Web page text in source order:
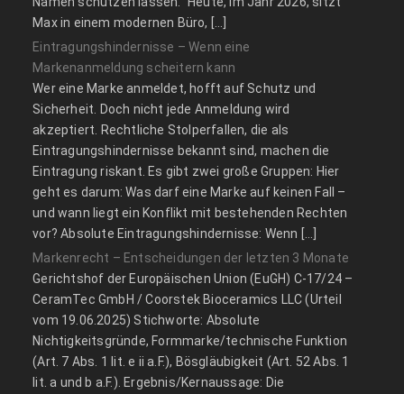
Max in einem modernen Büro, […]
Eintragungshindernisse – Wenn eine
Markenanmeldung scheitern kann
Wer eine Marke anmeldet, hofft auf Schutz und
Sicherheit. Doch nicht jede Anmeldung wird
akzeptiert. Rechtliche Stolperfallen, die als
Eintragungshindernisse bekannt sind, machen die
Eintragung riskant. Es gibt zwei große Gruppen: Hier
geht es darum: Was darf eine Marke auf keinen Fall –
und wann liegt ein Konflikt mit bestehenden Rechten
vor? Absolute Eintragungshindernisse: Wenn […]
Markenrecht – Entscheidungen der letzten 3 Monate
Gerichtshof der Europäischen Union (EuGH) C‑17/24 –
CeramTec GmbH / Coorstek Bioceramics LLC (Urteil
vom 19.06.2025) Stichworte: Absolute
Nichtigkeitsgründe, Formmarke/technische Funktion
(Art. 7 Abs. 1 lit. e ii a.F.), Bösgläubigkeit (Art. 52 Abs. 1
lit. a und b a.F.). Ergebnis/Kernaussage: Die